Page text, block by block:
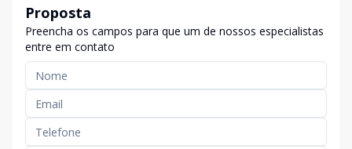
Proposta
Preencha os campos para que um de nossos especialistas
entre em contato